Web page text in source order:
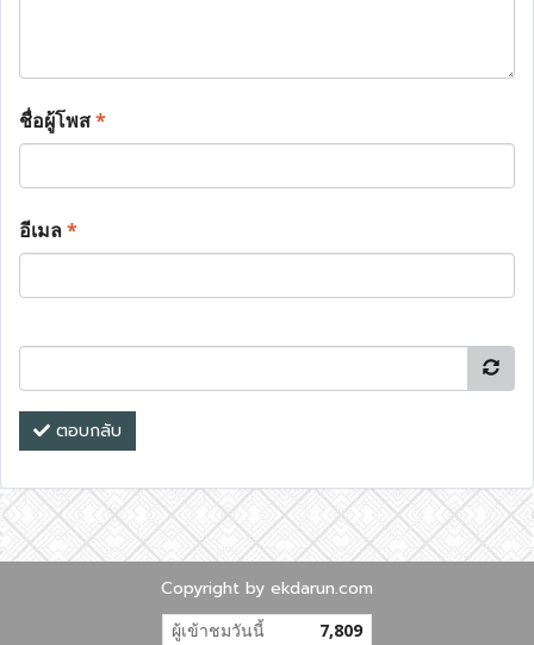
ชื่อผู้โพส*
อีเมล*
ตอบกลับ
Copyright by ekdarun.com
ผู้เข้าชมวันนี้ 7,809